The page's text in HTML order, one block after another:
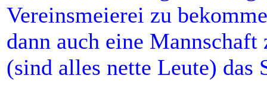
Vereinsmeierei zu
dann auch eine
(sind alles nette Leute) das